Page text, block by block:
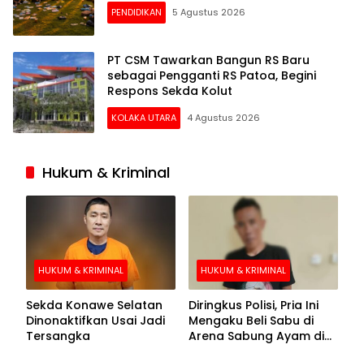
PENDIDIKAN 5 Agustus 2026
PT CSM Tawarkan Bangun RS Baru
sebagai Pengganti RS Patoa, Begini
Respons Sekda Kolut
KOLAKA UTARA 4 Agustus 2026
Hukum & Kriminal
HUKUM & KRIMINAL
Sekda Konawe Selatan
Dinonaktifkan Usai Jadi
Tersangka
HUKUM & KRIMINAL
Diringkus Polisi, Pria Ini
Mengaku Beli Sabu di
Arena Sabung Ayam di